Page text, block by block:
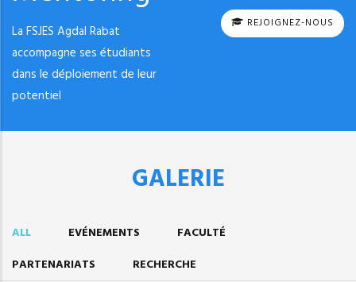
La FSJES Agdal Rabat
accompagne ses étudiants
dans le déploiement de leur
potentiel
REJOIGNEZ-NOUS
GALERIE
ALL EVÉNEMENTS
FACULTÉ
PARTENARIATS
RECHERCHE